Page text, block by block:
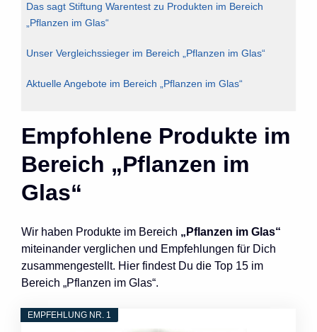
Das sagt Stiftung Warentest zu Produkten im Bereich
„Pflanzen im Glas“
Unser Vergleichssieger im Bereich „Pflanzen im Glas“
Aktuelle Angebote im Bereich „Pflanzen im Glas“
Empfohlene Produkte im
Bereich „Pflanzen im
Glas“
Wir haben Produkte im Bereich „Pflanzen im Glas“
miteinander verglichen und Empfehlungen für Dich
zusammengestellt. Hier findest Du die Top 15 im
Bereich „Pflanzen im Glas“.
EMPFEHLUNG NR. 1